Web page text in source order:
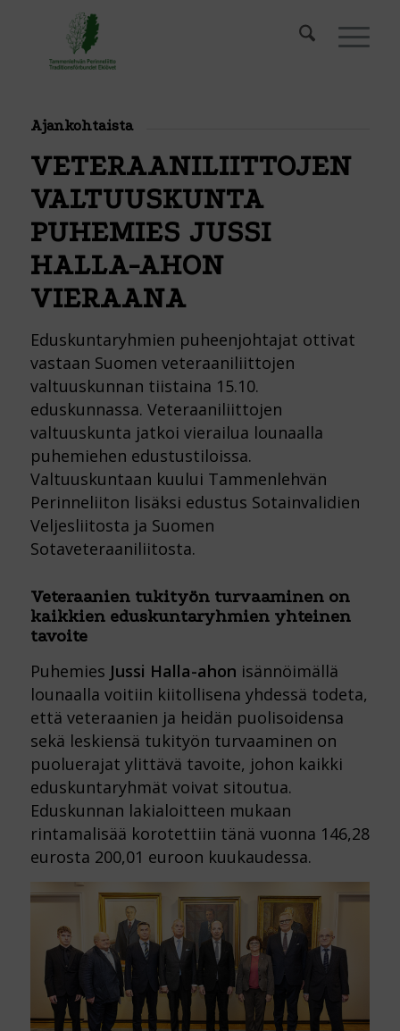
Ajankohtaista
VETERAANILIITTOJEN
VALTUUSKUNTA
PUHEMIES JUSSI
HALLA-AHON
VIERAANA
Eduskuntaryhmien puheenjohtajat ottivat
vastaan Suomen veteraaniliittojen
valtuuskunnan tiistaina 15.10.
eduskunnassa. Veteraaniliittojen
valtuuskunta jatkoi vierailua lounaalla
puhemiehen edustustiloissa.
Valtuuskuntaan kuului Tammenlehvän
Perinneliiton lisäksi edustus Sotainvalidien
Veljesliitosta ja Suomen
Sotaveteraaniliitosta.
Veteraanien tukityön turvaaminen on
kaikkien eduskuntaryhmien yhteinen
tavoite
Puhemies Jussi Halla-ahon isännöimällä
lounaalla voitiin kiitollisena yhdessä todeta,
että veteraanien ja heidän puolisoidensa
sekä leskiensä tukityön turvaaminen on
puoluerajat ylittävä tavoite, johon kaikki
eduskuntaryhmät voivat sitoutua.
Eduskunnan lakialoitteen mukaan
rintamalisää korotettiin tänä vuonna 146,28
eurosta 200,01 euroon kuukaudessa.